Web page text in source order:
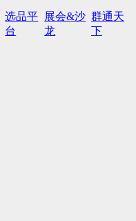
选品平
台
展会&沙
龙
群通天
下